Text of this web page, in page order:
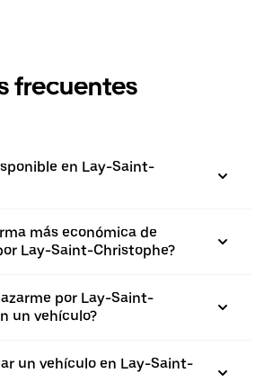
frecuentes
en Lay-Saint-
más económica de
Lay-Saint-Christophe?
por Lay-Saint-
un vehículo?
un vehículo en Lay-Saint-